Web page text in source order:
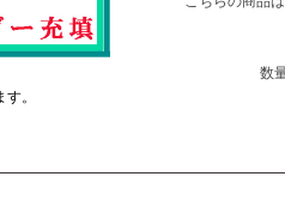
。
数